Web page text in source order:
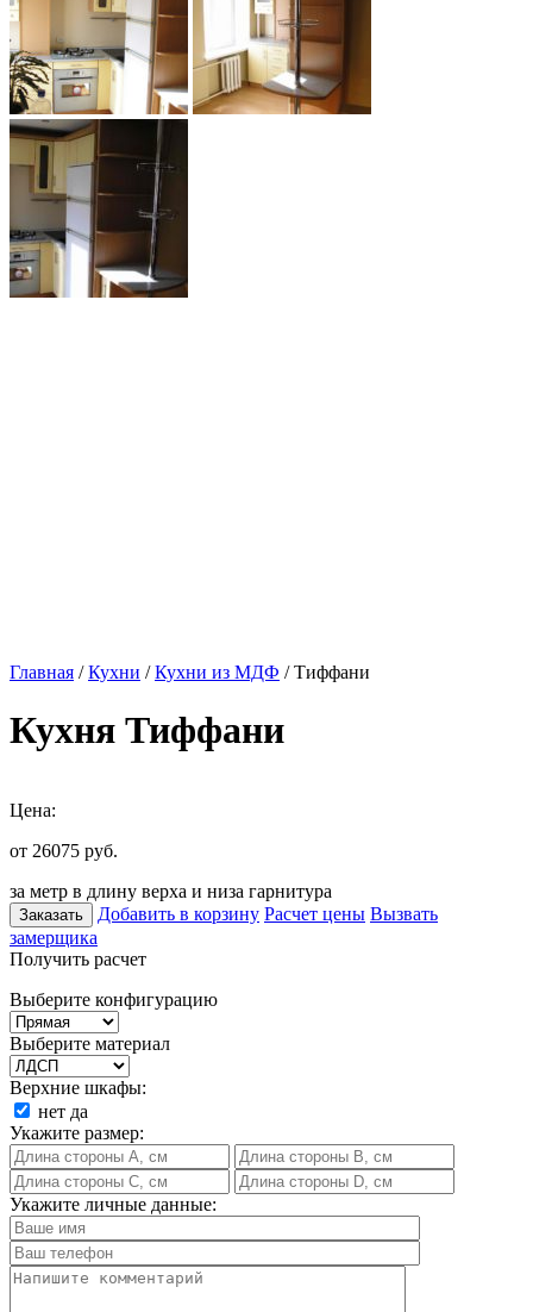
Главная /Кухни /Кухни из МДФ / Тиффани
Кухня Тиффани
Цена:
от 26075 руб.
за метр в длину верха и низа гарнитура
Заказать Добавить в корзину Расчет цены Вызвать
замерщика
Получить расчет
Выберите конфигурацию
Выберите материал
Верхние шкафы:
нет да
Укажите размер:
Укажите личные данные: